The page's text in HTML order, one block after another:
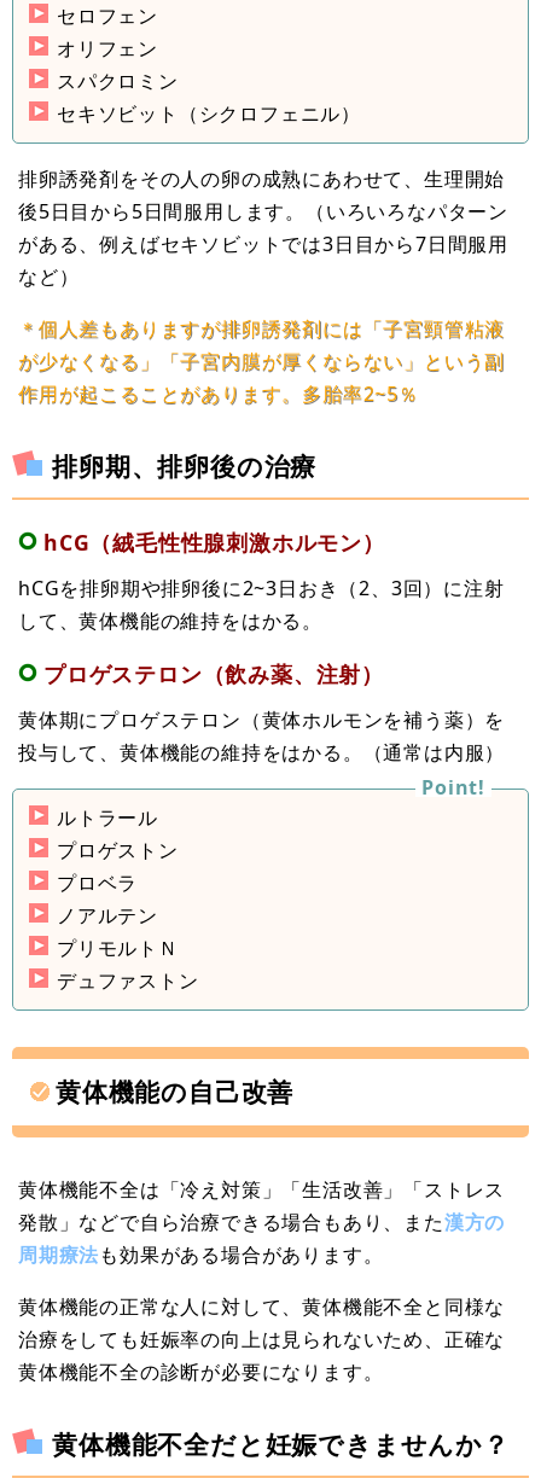
セロフェン
オリフェン
スパクロミン
セキソビット（シクロフェニル）
排卵誘発剤をその人の卵の成熟にあわせて、生理開始
後5日目から5日間服用します。（いろいろなパターン
がある、例えばセキソビットでは3日目から7日間服用
など）
＊個人差もありますが排卵誘発剤には「子宮頸管粘液
が少なくなる」「子宮内膜が厚くならない」という副
作用が起こることがあります。多胎率2~5％
排卵期、排卵後の治療
hCG（絨毛性性腺刺激ホルモン）
hCGを排卵期や排卵後に2~3日おき（2、3回）に注射
して、黄体機能の維持をはかる。
プロゲステロン（飲み薬、注射）
黄体期にプロゲステロン（黄体ホルモンを補う薬）を
投与して、黄体機能の維持をはかる。（通常は内服）
ルトラール
プロゲストン
プロベラ
ノアルテン
プリモルトＮ
デュファストン
黄体機能の自己改善
黄体機能不全は「冷え対策」「生活改善」「ストレス
発散」などで自ら治療できる場合もあり、また漢方の
周期療法も効果がある場合があります。
黄体機能の正常な人に対して、黄体機能不全と同様な
治療をしても妊娠率の向上は見られないため、正確な
黄体機能不全の診断が必要になります。
黄体機能不全だと妊娠できませんか？